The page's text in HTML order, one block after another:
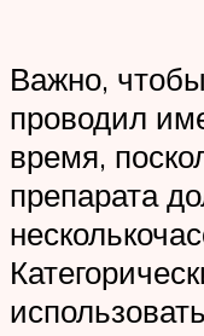
Важно,
проводил
время,
препарата